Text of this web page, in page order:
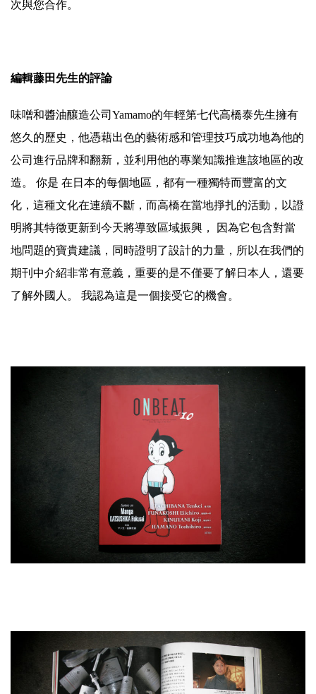
次與您合作。
編輯藤田先生的評論
味噌和醬油釀造公司Yamamo的年輕第七代高橋泰先生擁有
悠久的歷史，他憑藉出色的藝術感和管理技巧成功地為他的
公司進行品牌和翻新，並利用他的專業知識推進該地區的改
造。 你是 在日本的每個地區，都有一種獨特而豐富的文
化，這種文化在連續不斷，而高橋在當地掙扎的活動，以證
明將其特徵更新到今天將導致區域振興， 因為它包含對當
地問題的寶貴建議，同時證明了設計的力量，所以在我們的
期刊中介紹非常有意義，重要的是不僅要了解日本人，還要
了解外國人。 我認為這是一個接受它的機會。